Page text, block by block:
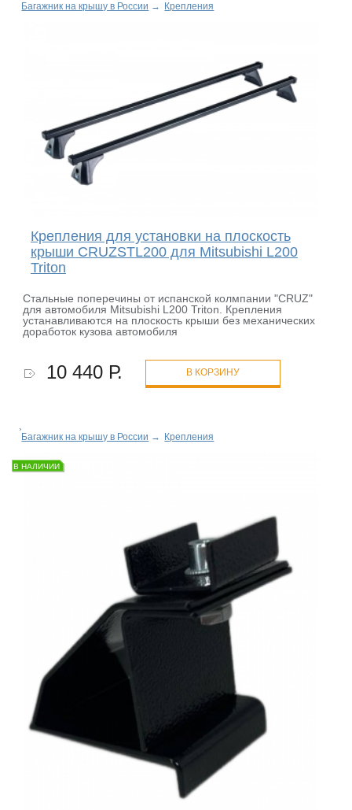
Багажник на крышу в России → Крепления
Крепления для установки на плоскость
крыши CRUZSTL200 для Mitsubishi L200
Triton
Стальные поперечины от испанской колмпании "CRUZ"
для автомобиля Mitsubishi L200 Triton. Крепления
устанавливаются на плоскость крыши без механических
доработок кузова автомобиля
10 440 Р. В КОРЗИНУ
Багажник на крышу в России → Крепления
В НАЛИЧИИ